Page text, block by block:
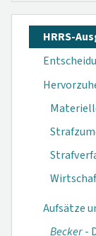
HRRS-
Aufsätze
Becker-